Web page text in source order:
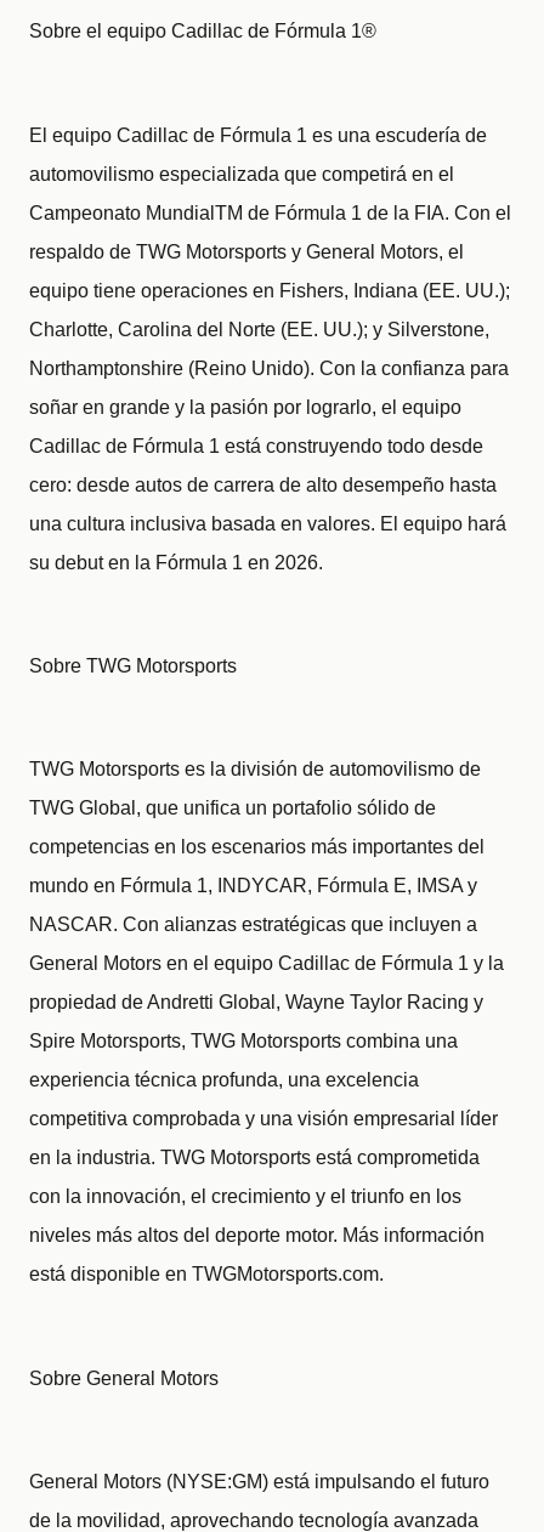
Sobre el equipo Cadillac de Fórmula 1®
El equipo Cadillac de Fórmula 1 es una escudería de
automovilismo especializada que competirá en el
Campeonato MundialTM de Fórmula 1 de la FIA. Con el
respaldo de TWG Motorsports y General Motors, el
equipo tiene operaciones en Fishers, Indiana (EE. UU.);
Charlotte, Carolina del Norte (EE. UU.); y Silverstone,
Northamptonshire (Reino Unido). Con la confianza para
soñar en grande y la pasión por lograrlo, el equipo
Cadillac de Fórmula 1 está construyendo todo desde
cero: desde autos de carrera de alto desempeño hasta
una cultura inclusiva basada en valores. El equipo hará
su debut en la Fórmula 1 en 2026.
Sobre TWG Motorsports
TWG Motorsports es la división de automovilismo de
TWG Global, que unifica un portafolio sólido de
competencias en los escenarios más importantes del
mundo en Fórmula 1, INDYCAR, Fórmula E, IMSA y
NASCAR. Con alianzas estratégicas que incluyen a
General Motors en el equipo Cadillac de Fórmula 1 y la
propiedad de Andretti Global, Wayne Taylor Racing y
Spire Motorsports, TWG Motorsports combina una
experiencia técnica profunda, una excelencia
competitiva comprobada y una visión empresarial líder
en la industria. TWG Motorsports está comprometida
con la innovación, el crecimiento y el triunfo en los
niveles más altos del deporte motor. Más información
está disponible en TWGMotorsports.com.
Sobre General Motors
General Motors (NYSE:GM) está impulsando el futuro
de la movilidad, aprovechando tecnología avanzada